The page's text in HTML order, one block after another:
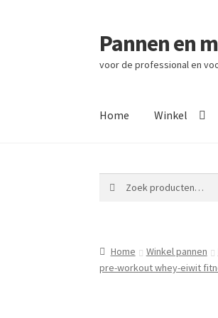
Ga
door
naar
Ga
naar
de
Pannen en
voor de professional en
Home Winkel
Home Winkel pannen
pre-workout whey-eiwit